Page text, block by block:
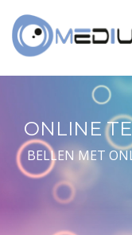
ONLINE
BELLEN MET